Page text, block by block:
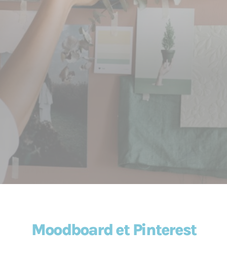
Moodboard et Pinterest